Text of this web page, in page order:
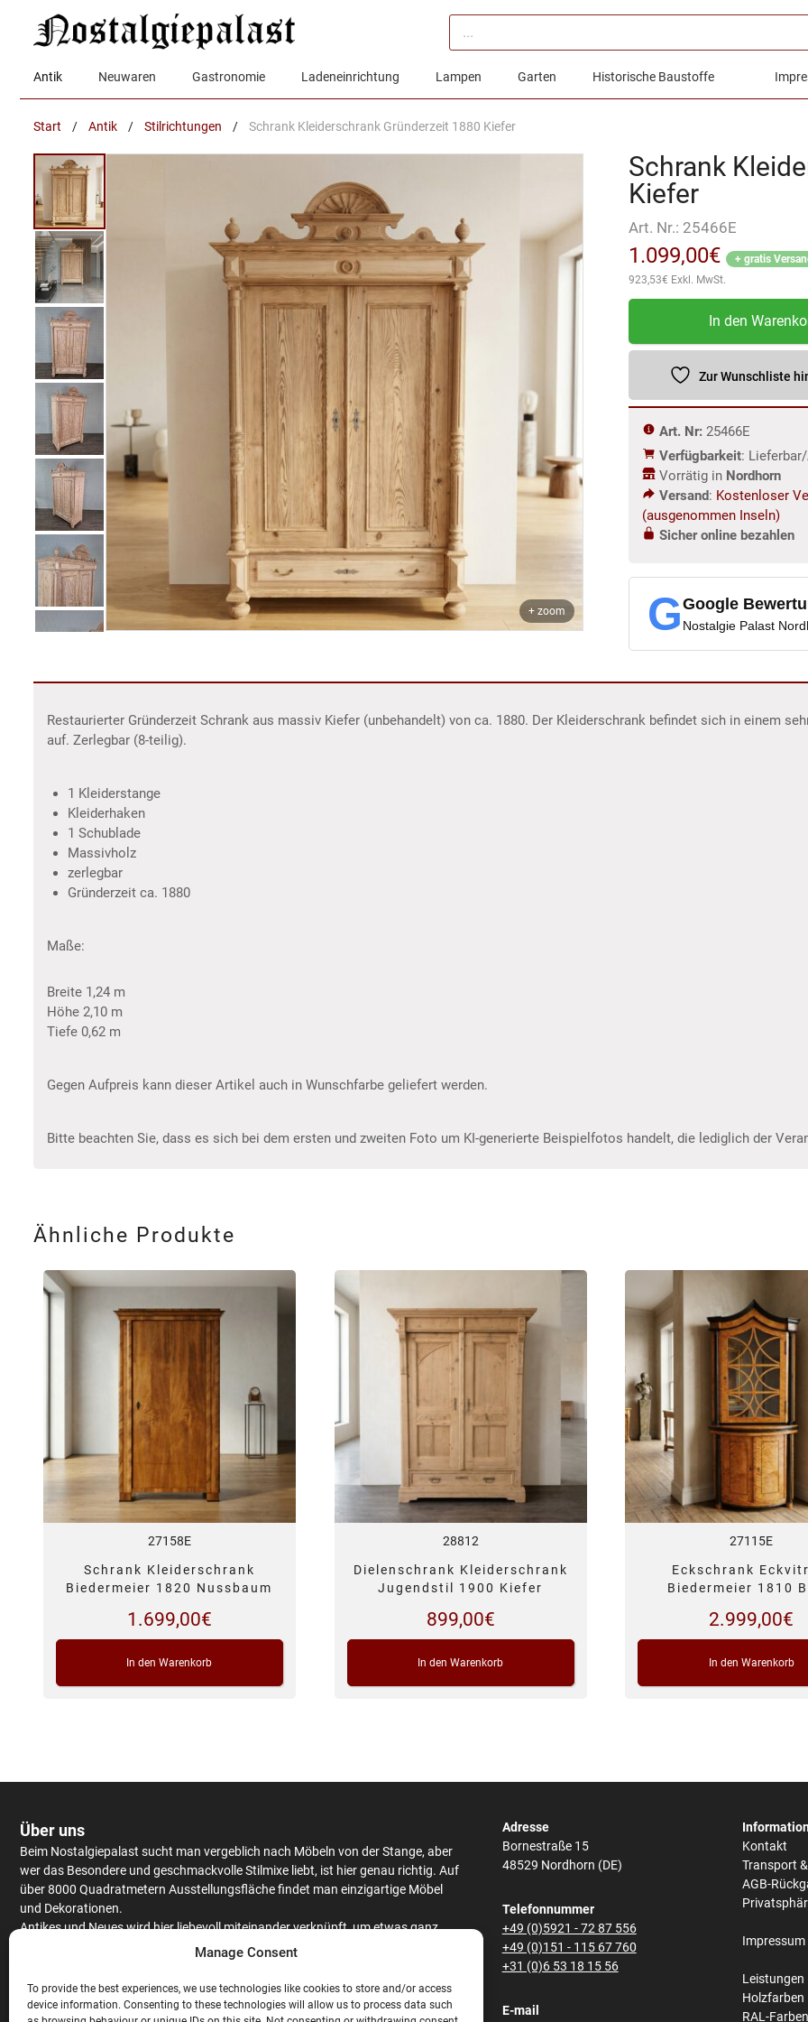
Manage Consent
To provide the best experiences, we use technologies like cookies to store and/or access
device information. Consenting to these technologies will allow us to process data such
Products
search
Antik Neuwaren Gastronomie Ladeneinrichtung Lampen Garten Historische Baustoffe
Start / Antik / Stilrichtungen / Schrank Kleiderschrank Gründerzeit 1880 Kiefer
+ zoom
Schrank
Kiefer
Art. Nr.: 25466E
1.099,00€
+ gratis
923,53€ Exkl. MwSt.
Schrank
Kleiderschrank
Gründerzeit
Kiefer
Menge
In den
Zur Wunschliste
Art. Nr:25466E
Verfügbarkeit:
Vorrätig in Nordhorn
Versand: Kostenloser
(ausgenommen Inseln)
Sicher online bezahlen
GGoogle
Nostalgie Palast
Restaurierter Gründerzeit Schrank aus massiv Kiefer (unbehandelt) von ca. 1880. Der Kleiderschrank befindet sich in einem
auf. Zerlegbar (8-teilig).
1 Kleiderstange
Kleiderhaken
1 Schublade
Massivholz
zerlegbar
Gründerzeit ca. 1880
Maße:
Breite 1,24 m
Höhe 2,10 m
Tiefe 0,62 m
Gegen Aufpreis kann dieser Artikel auch in Wunschfarbe geliefert werden.
Bitte beachten Sie, dass es sich bei dem ersten und zweiten Foto um KI-generierte Beispielfotos handelt, die lediglich der
Ähnliche Produkte
27158E
Schrank Kleiderschrank
Biedermeier 1820 Nussbaum
1.699,00€
In den Warenkorb
28812
Dielenschrank Kleiderschrank
Jugendstil 1900 Kiefer
899,00€
In den Warenkorb
27115E
Eckschrank
Biedermeier 1810
2.999,00€
In den Warenkorb
Über uns
Beim Nostalgiepalast sucht man vergeblich nach Möbeln von der Stange, aber
wer das Besondere und geschmackvolle Stilmixe liebt, ist hier genau richtig. Auf
über 8000 Quadratmetern Ausstellungsfläche findet man einzigartige Möbel
und Dekorationen.
Antikesund Neues wird hier liebevoll miteinander verknüpft, um etwas ganz
SchränkeundTische werden aus massiv Eiche,
antiken Stücken.
Neben Couchgarnituren,Stühlen,Raritätenund ausgefallenen
Adresse
Bornestraße 15
48529 Nordhorn (DE)
Telefonnummer
+49 (0)5921 - 72 87 556
+49 (0)151 - 115 67 760
+31 (0)6 53 18 15 56
E-mail
Kontakt
Transport
AGB-
Impressum
Leistungen
Holzfarben
RAL-Farben